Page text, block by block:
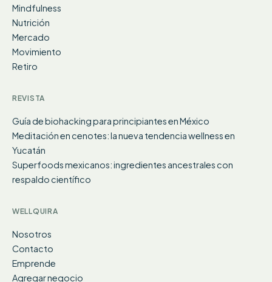
Mindfulness
Nutrición
Mercado
Movimiento
Retiro
REVISTA
Guía de biohacking para principiantes en México
Meditación en cenotes: la nueva tendencia wellness en
Yucatán
Superfoods mexicanos: ingredientes ancestrales con
respaldo científico
WELLQUIRA
Nosotros
Contacto
Emprende
Agregar negocio